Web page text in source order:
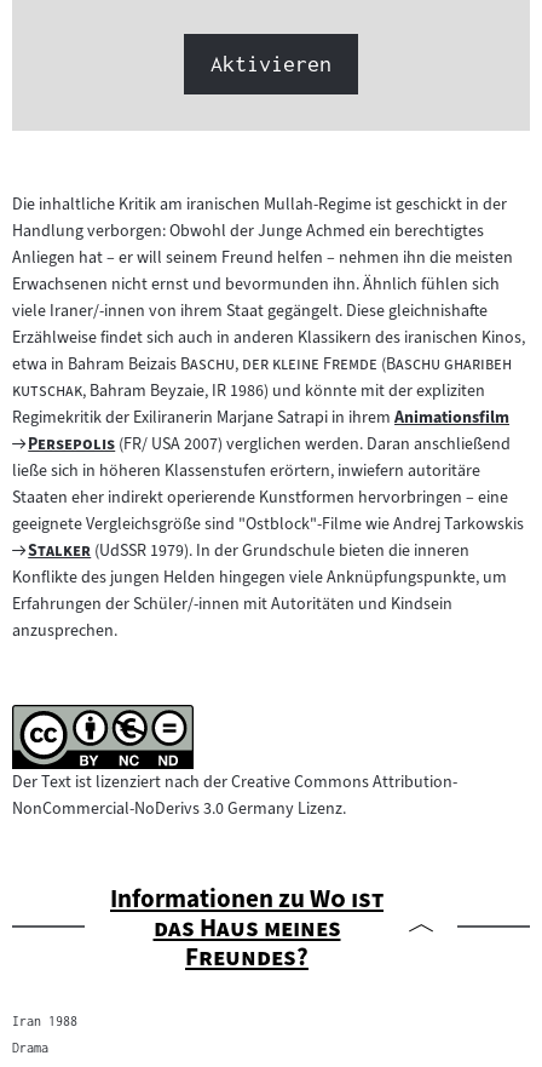
Aktivieren
Die inhaltliche Kritik am iranischen Mullah-Regime ist geschickt in der
Handlung verborgen: Obwohl der Junge Achmed ein berechtigtes
Anliegen hat – er will seinem Freund helfen – nehmen ihn die meisten
Erwachsenen nicht ernst und bevormunden ihn. Ähnlich fühlen sich
viele Iraner/-innen von ihrem Staat gegängelt. Diese gleichnishafte
Erzählweise findet sich auch in anderen Klassikern des iranischen Kinos,
etwa in Bahram Beizais "Baschu, der kleine Fremde "("Baschu gharibeh
kutschak,"Bahram Beyzaie, IR 1986) und könnte mit der expliziten
Regimekritik der Exiliranerin Marjane Satrapi in ihrem Zum
Inhalt:
Animationsfilm
Zum
Filmarchiv:
"
Persepolis"(FR/ USA 2007) verglichen werden. Daran anschließend
ließe sich in höheren Klassenstufen erörtern, inwiefern autoritäre
Staaten eher indirekt operierende Kunstformen hervorbringen – eine
geeignete Vergleichsgröße sind "Ostblock"-Filme wie Andrej Tarkowskis
Zum
Filmarchiv:
"
Stalker"(UdSSR 1979). In der Grundschule bieten die inneren
Konflikte des jungen Helden hingegen viele Anknüpfungspunkte, um
Erfahrungen der Schüler/-innen mit Autoritäten und Kindsein
anzusprechen.
Der Text ist lizenziert nach der Creative Commons Attribution-
NonCommercial-NoDerivs 3.0 Germany Lizenz.
Informationen zu"
Wo ist
das Haus meines
Freundes?
Iran 1988
Drama